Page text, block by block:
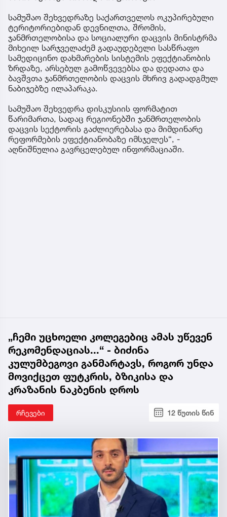
სამუშაო შეხვედრაზე საქართველოს ოკუპირებული
ტერიტორიებიდან დევნილთა, შრომის,
ჯანმრთელობისა და სოციალური დაცვის მინისტრმა
მიხეილ სარჯველაძემ გადაუდებელი სასწრაფო
სამედიცინო დახმარების სისტემის ეფექტიანობის
ზრდაზე, არსებულ გამოწვევებსა და დედათა და
ბავშვთა ჯანმრთელობის დაცვის მხრივ გადადგმულ
ნაბიჯებზე ილაპარაკა.
სამუშაო შეხვედრა დისკუსიის ფორმატით
წარიმართა, სადაც რეგიონებში ჯანმრთელობის
დაცვის სექტორის გაძლიერებასა და მიმდინარე
რეფორმების ეფექტიანობაზე იმსჯელეს“, -
აღნიშნულია გავრცელებულ ინფორმაციაში.
„ჩემი უცხოელი კოლეგებიც ამას უწევენ
რეკომენდაციას...“ - ბიძინა
კულუმბეგოვი განმარტავს, როგორ უნდა
მოვიქცეთ ფუტკრის, ბზიკისა და
კრაზანის ნაკბენის დროს
რჩევები 12 წუთის წინ